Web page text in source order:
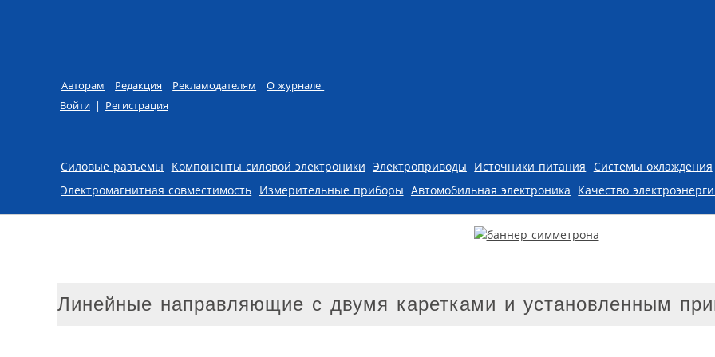
Авторам Редакция Рекламодателям
О журнале
Войти | Регистрация
Skip to content
Силовые разъемы Компоненты силовой электроники Электроприводы Источники питания Системы охлаждения
Электромагнитная совместимость Измерительные приборы Автомобильная электроника Качество
Линейные направляющие с двумя каретками и установленным